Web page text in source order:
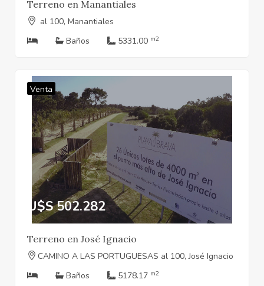
Terreno en Manantiales
al 100, Manantiales
Baños
5331.00 m2
Venta
U$S 502.282
Terreno en José Ignacio
CAMINO A LAS PORTUGUESAS al 100, José Ignacio
Baños
5178.17 m2